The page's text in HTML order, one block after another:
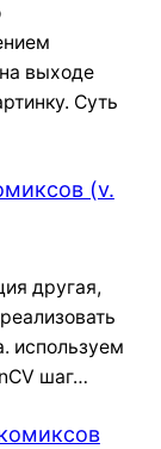
выходе
Суть
(v.
другая,
используем
шаг…